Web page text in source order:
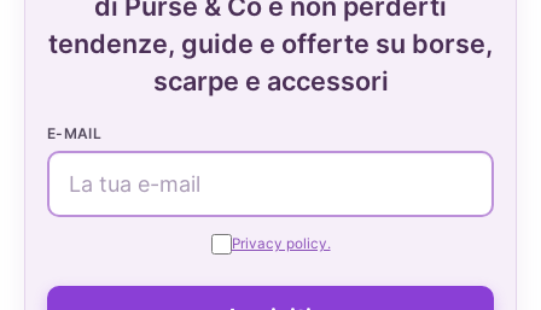
tendenze, guide e offerte su borse,
scarpe e accessori
E-MAIL
Privacy policy.